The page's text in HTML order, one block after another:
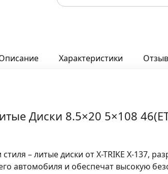
Характеристики
Диски 8.5×20 5×108
– литые диски от X-TRIKE X-137,
автомобиля и обеспечат высокую